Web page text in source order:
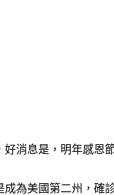
消息是，明年感恩
為美國第二州，